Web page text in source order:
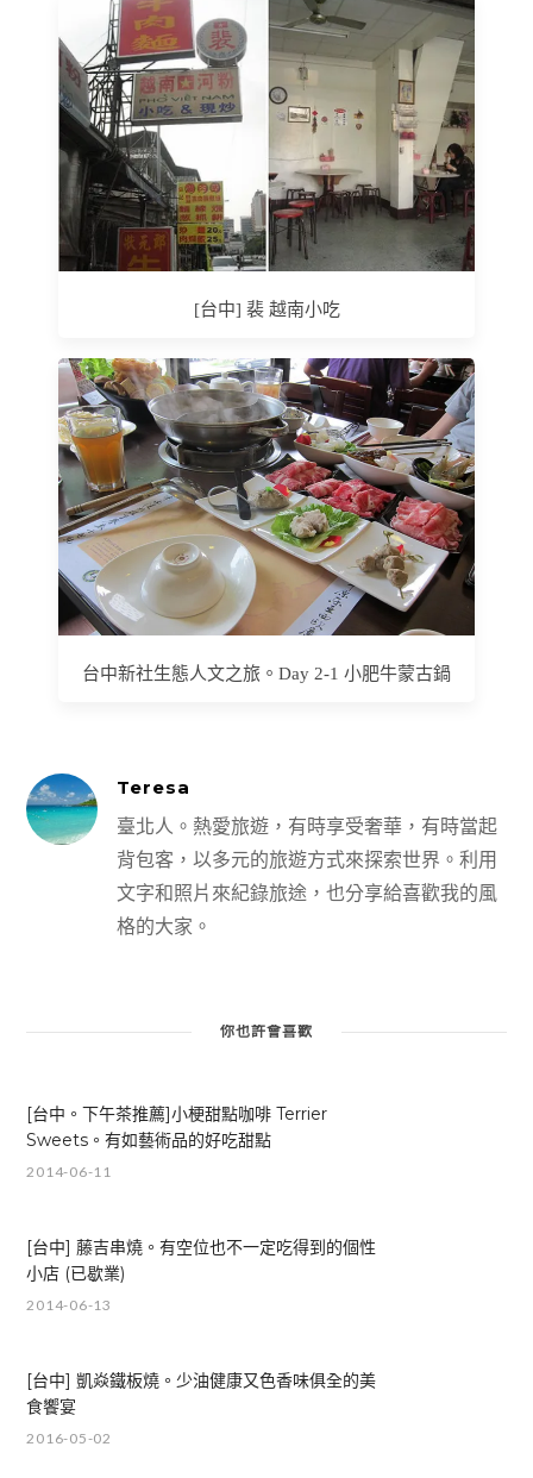
[台中] 裴 越南小吃
台中新社生態人文之旅。Day 2-1 小肥牛蒙古鍋
Teresa
臺北人。熱愛旅遊，有時享受奢華，有時當起
背包客，以多元的旅遊方式來探索世界。利用
文字和照片來紀錄旅途，也分享給喜歡我的風
格的大家。
你也許會喜歡
[台中。下午茶推薦]小梗甜點咖啡 Terrier
Sweets。有如藝術品的好吃甜點
2014-06-11
[台中] 藤吉串燒。有空位也不一定吃得到的個性
小店 (已歇業)
2014-06-13
[台中] 凱焱鐵板燒。少油健康又色香味俱全的美
食饗宴
2016-05-02